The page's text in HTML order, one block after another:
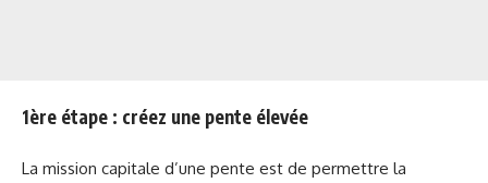
1ère étape : créez une pente élevée
La mission capitale d’une pente est de permettre la